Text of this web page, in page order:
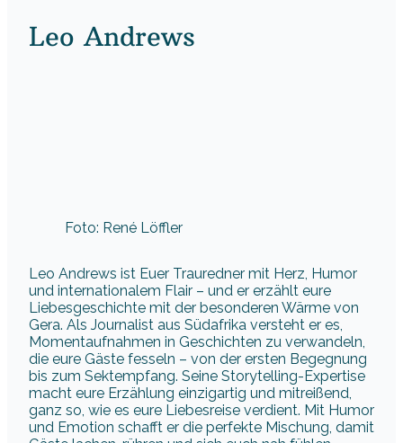
Leo Andrews
Foto: René Löffler
Leo Andrews ist Euer Trauredner mit Herz, Humor
und internationalem Flair – und er erzählt eure
Liebesgeschichte mit der besonderen Wärme von
Gera. Als Journalist aus Südafrika versteht er es,
Momentaufnahmen in Geschichten zu verwandeln,
die eure Gäste fesseln – von der ersten Begegnung
bis zum Sektempfang. Seine Storytelling-Expertise
macht eure Erzählung einzigartig und mitreißend,
ganz so, wie es eure Liebesreise verdient. Mit Humor
und Emotion schafft er die perfekte Mischung, damit